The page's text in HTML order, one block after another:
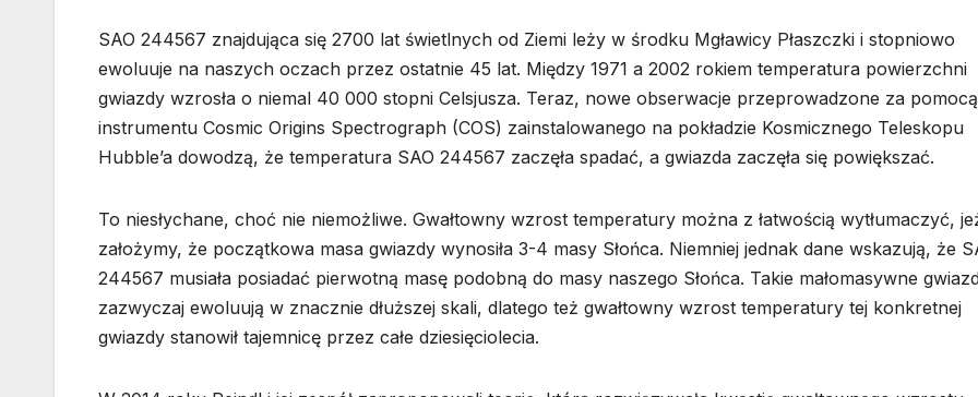
SAO 244567 znajdująca się 2700 lat świetlnych od Ziemi leży w środku Mgławicy Płaszczki i stopniowo
ewoluuje na naszych oczach przez ostatnie 45 lat. Między 1971 a 2002 rokiem temperatura powierzchni
gwiazdy wzrosła o niemal 40 000 stopni Celsjusza. Teraz, nowe obserwacje przeprowadzone za pomocą
instrumentu Cosmic Origins Spectrograph (COS) zainstalowanego na pokładzie Kosmicznego Teleskopu
Hubble’a dowodzą, że temperatura SAO 244567 zaczęła spadać, a gwiazda zaczęła się powiększać.
To niesłychane, choć nie niemożliwe. Gwałtowny wzrost temperatury można z łatwością wytłumaczyć,
założymy, że początkowa masa gwiazdy wynosiła 3-4 masy Słońca. Niemniej jednak dane wskazują, że
244567 musiała posiadać pierwotną masę podobną do masy naszego Słońca. Takie małomasywne
zazwyczaj ewoluują w znacznie dłuższej skali, dlatego też gwałtowny wzrost temperatury tej konkretnej
gwiazdy stanowił tajemnicę przez całe dziesięciolecia.